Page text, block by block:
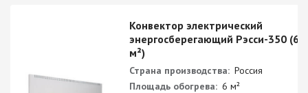
Конвектор электрический
энергосберегающий Рэсси-350 (6
м²)
Страна производства: Россия
Площадь обогрева: 6 м²